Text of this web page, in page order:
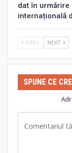
dat în urmărire
internațională
PREV NEXT
SPUNE CE